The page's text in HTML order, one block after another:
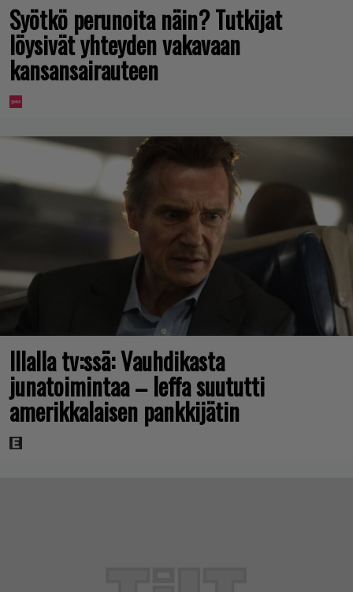
Syötkö perunoita näin? Tutkijat
löysivät yhteyden vakavaan
kansansairauteen
Illalla tv:ssä: Vauhdikasta
junatoimintaa – leffa suututti
amerikkalaisen pankkijätin